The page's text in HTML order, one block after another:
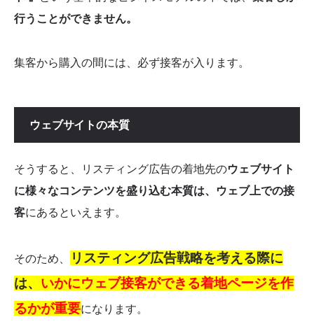
行うことができません。
集客から購入の間には、必ず接客が入ります。
ウェブサイトの本質
そうすると、 リスティング広告の着地先のウェブサイト
に様々なコンテンツを盛り込む本質は、
ウェブ上での接
客にあるといえます。
そのため、
リスティング広告戦略を考える際に
は、 いかにウェブ接客ができる着地ページを作
るかが重要になります。